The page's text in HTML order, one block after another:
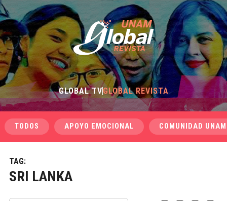
GLOBAL TVGLOBAL REVISTA
TODOS APOYO EMOCIONAL COMUNIDAD UNAM
TAG:
SRI LANKA